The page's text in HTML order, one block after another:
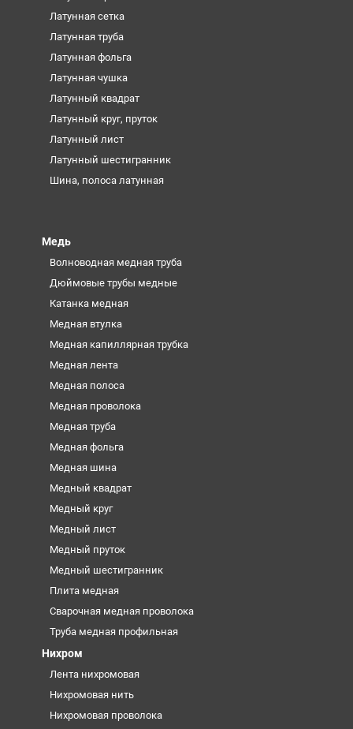
Латунная сетка
Латунная труба
Латунная фольга
Латунная чушка
Латунный квадрат
Латунный круг, пруток
Латунный лист
Латунный шестигранник
Шина, полоса латунная
Медь
Волноводная медная труба
Дюймовые трубы медные
Катанка медная
Медная втулка
Медная капиллярная трубка
Медная лента
Медная полоса
Медная проволока
Медная труба
Медная фольга
Медная шина
Медный квадрат
Медный круг
Медный лист
Медный пруток
Медный шестигранник
Плита медная
Сварочная медная проволока
Труба медная профильная
Нихром
Лента нихромовая
Нихромовая нить
Нихромовая проволока